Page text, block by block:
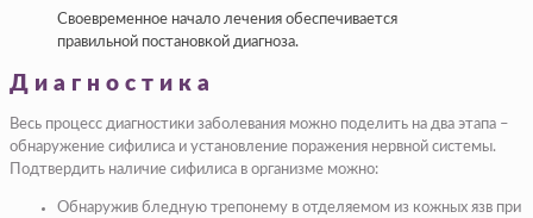
Своевременное начало лечения обеспечивается
правильной постановкой диагноза.
Диагностика
Весь процесс диагностики заболевания можно поделить на два этапа –
обнаружение сифилиса и установление поражения нервной системы.
Подтвердить наличие сифилиса в организме можно:
Обнаружив бледную трепонему в отделяемом из кожных язв при